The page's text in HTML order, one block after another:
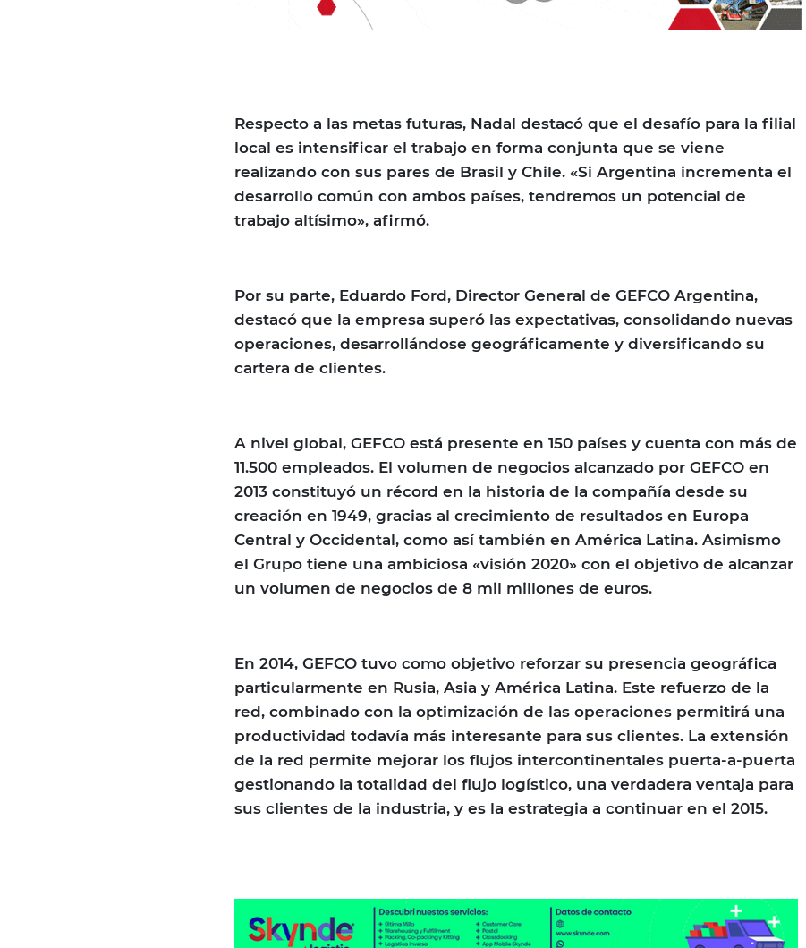
Respecto a las metas futuras, Nadal destacó que el desafío para la filial
local es intensificar el trabajo en forma conjunta que se viene
realizando con sus pares de Brasil y Chile. «Si Argentina incrementa el
desarrollo común con ambos países, tendremos un potencial de
trabajo altísimo», afirmó.
Por su parte, Eduardo Ford, Director General de GEFCO Argentina,
destacó que la empresa superó las expectativas, consolidando nuevas
operaciones, desarrollándose geográficamente y diversificando su
cartera de clientes.
A nivel global, GEFCO está presente en 150 países y cuenta con más de
11.500 empleados. El volumen de negocios alcanzado por GEFCO en
2013 constituyó un récord en la historia de la compañía desde su
creación en 1949, gracias al crecimiento de resultados en Europa
Central y Occidental, como así también en América Latina. Asimismo
el Grupo tiene una ambiciosa «visión 2020» con el objetivo de alcanzar
un volumen de negocios de 8 mil millones de euros.
En 2014, GEFCO tuvo como objetivo reforzar su presencia geográfica
particularmente en Rusia, Asia y América Latina. Este refuerzo de la
red, combinado con la optimización de las operaciones permitirá una
productividad todavía más interesante para sus clientes. La extensión
de la red permite mejorar los flujos intercontinentales puerta-a-puerta
gestionando la totalidad del flujo logístico, una verdadera ventaja para
sus clientes de la industria, y es la estrategia a continuar en el 2015.